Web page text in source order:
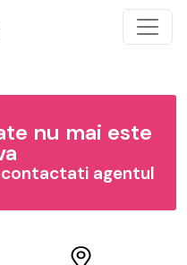
nu mai este
agentul